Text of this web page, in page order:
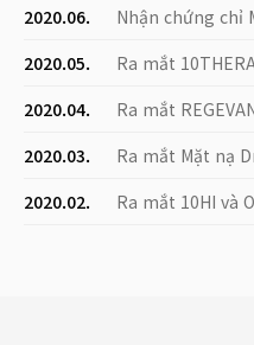
2020.06.
Nhận chứng chỉ
2020.05.
Ra mắt
2020.04.
Ra mắt
2020.03.
Ra mắt Mặt nạ
2020.02.
Ra mắt 10HI và